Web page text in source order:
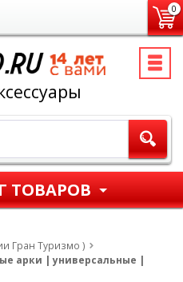
0
ТОВАРОВ
Гран Туризмо )
арки | универсальные |